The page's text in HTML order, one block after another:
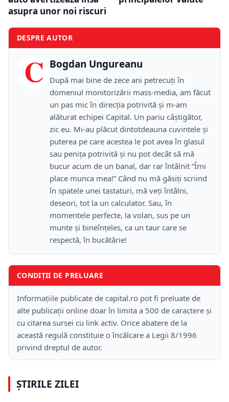
asupra unor noi riscuri
DESPRE AUTOR
C Bogdan Ungureanu
După mai bine de zece ani petrecuţi în
domeniul monitorizării mass-media, am făcut
un pas mic în direcţia potrivită şi m-am
alăturat echipei Capital. Un pariu câştigător,
zic eu. Mi-au plăcut dintotdeauna cuvintele şi
puterea pe care acestea le pot avea în glasul
sau peniţa potrivită şi nu pot decât să mă
bucur acum de un banal, dar rar întâlnit “Îmi
place munca mea!” Când nu mă găsiţi scriind
în spatele unei tastaturi, mă veţi întâlni,
deseori, tot la un calculator. Sau, în
momentele perfecte, la volan, sus pe un
munte şi bineînţeles, ca un taur care se
respectă, în bucătărie!
CONDIȚII DE PRELUARE
Informațiile publicate de capital.ro pot fi preluate de
alte publicații online doar în limita a 500 de caractere și
cu citarea sursei cu link activ. Orice abatere de la
această regulă constituie o încălcare a Legii 8/1996
privind dreptul de autor.
ȘTIRILE ZILEI